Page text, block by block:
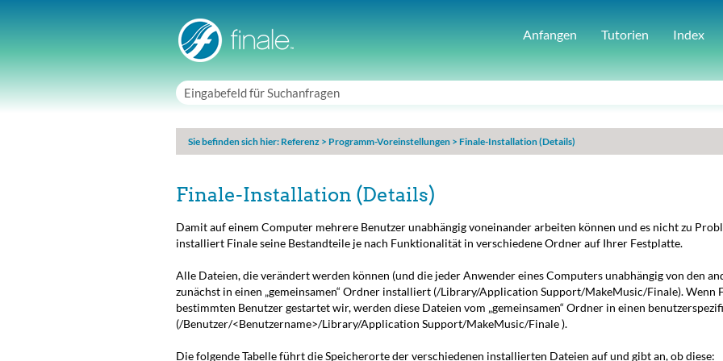
Anfangen Tutorien Index
Sie befinden sich hier: Referenz > Programm-Voreinstellungen >Finale-Installation (Details)
Finale-Installation (Details)
Damit auf einem Computer mehrere Benutzer unabhängig voneinander arbeiten können und es nicht zu
installiert Finale seine Bestandteile je nach Funktionalität in verschiedene Ordner auf Ihrer Festplatte.
Alle Dateien, die verändert werden können (und die jeder Anwender eines Computers unabhängig von den
zunächst in einen „gemeinsamen“ Ordner installiert (/Library/Application Support/MakeMusic/Finale). Wenn
bestimmten Benutzer gestartet wir, werden diese Dateien vom „gemeinsamen“ Ordner in einen
(/Benutzer/<Benutzername>/Library/Application Support/MakeMusic/Finale).
Die folgende Tabelle führt die Speicherorte der verschiedenen installierten Dateien auf und gibt an, ob diese: